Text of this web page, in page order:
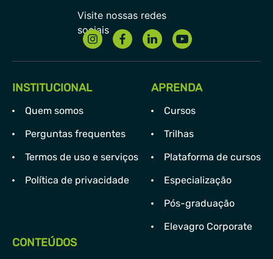
INSTITUCIONAL
Quem somos
Perguntas frequentes
Termos de uso e serviços
Política de privacidade
APRENDA
Cursos
Trilhas
Plataforma de cursos
Especialização
Pós-graduação
Elevagro Corporate
CONTEÚDOS